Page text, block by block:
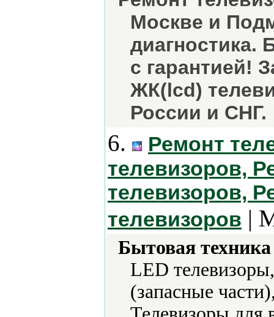
Москве и
диагностика.
с гарантией!
ЖК(lcd)
России и СНГ.
6.
Ремонт
телевизоров,
телевизоров,
телевизоров |
Бытовая
LED
(запасные